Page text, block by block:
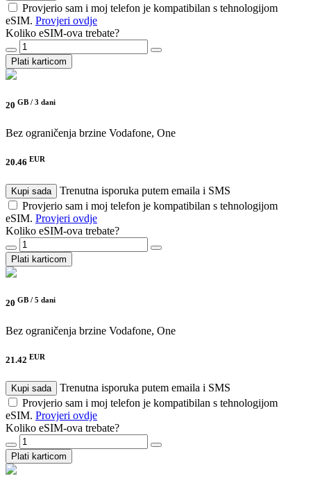
Provjerio sam i moj telefon je kompatibilan s tehnologijom
eSIM. Provjeri ovdje
Koliko eSIM-ova trebate?
Plati karticom
20 GB / 3 dani
Bez ograničenja brzine Vodafone, One
20.46 EUR
Kupi sada
Trenutna isporuka putem emaila i SMS
Provjerio sam i moj telefon je kompatibilan s tehnologijom
eSIM. Provjeri ovdje
Koliko eSIM-ova trebate?
Plati karticom
20 GB / 5 dani
Bez ograničenja brzine Vodafone, One
21.42 EUR
Kupi sada
Trenutna isporuka putem emaila i SMS
Provjerio sam i moj telefon je kompatibilan s tehnologijom
eSIM. Provjeri ovdje
Koliko eSIM-ova trebate?
Plati karticom